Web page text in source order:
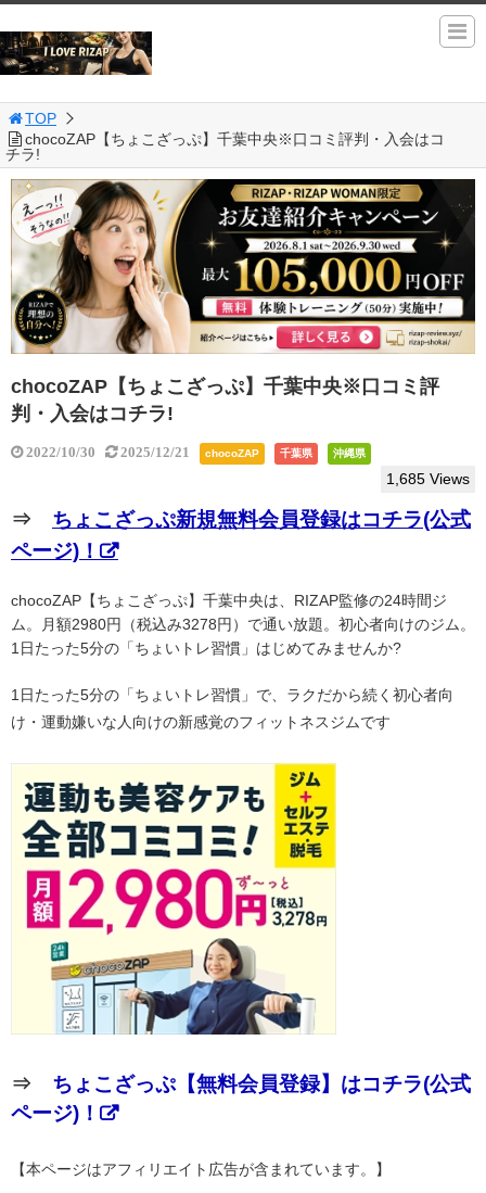
TOP
chocoZAP【ちょこざっぷ】千葉中央※口コミ評判・入会はコ
チラ!
chocoZAP【ちょこざっぷ】千葉中央※口コミ評
判・入会はコチラ!
2022/10/30 2025/12/21 chocoZAP 千葉県 沖縄県
1,685 Views
⇒ ちょこざっぷ新規無料会員登録はコチラ(公式
ページ)！
chocoZAP【ちょこざっぷ】千葉中央は、RIZAP監修の24時間ジ
ム。月額2980円（税込み3278円）で通い放題。初心者向けのジム。
1日たった5分の「ちょいトレ習慣」はじめてみませんか?
1日たった5分の「ちょいトレ習慣」で、ラクだから続く初心者向
け・運動嫌いな人向けの新感覚のフィットネスジムです
⇒ ちょこざっぷ【無料会員登録】はコチラ(公式
ページ)！
【本ページはアフィリエイト広告が含まれています。】